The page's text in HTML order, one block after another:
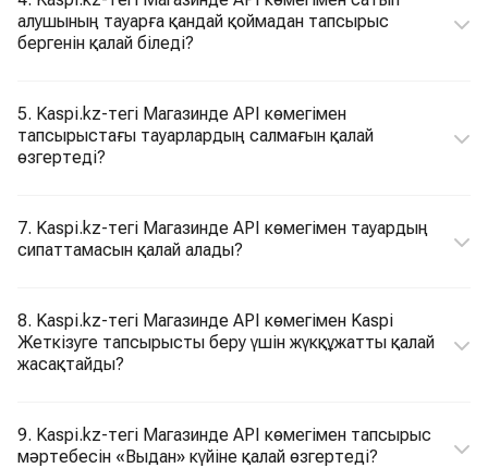
алушының тауарға қандай қоймадан тапсырыс
бергенін қалай біледі?
5. Kaspi.kz-тегі Магазинде API көмегімен
тапсырыстағы тауарлардың салмағын қалай
өзгертеді?
7. Kaspi.kz-тегі Магазинде API көмегімен тауардың
сипаттамасын қалай алады?
8. Kaspi.kz-тегі Магазинде API көмегімен Kaspi
Жеткізуге тапсырысты беру үшін жүкқұжатты қалай
жасақтайды?
9. Kaspi.kz-тегі Магазинде API көмегімен тапсырыс
мәртебесін «Выдан» күйіне қалай өзгертеді?